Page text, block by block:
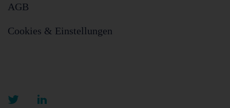
AGB
Cookies & Einstellungen